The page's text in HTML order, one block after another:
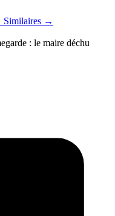
Similaires →